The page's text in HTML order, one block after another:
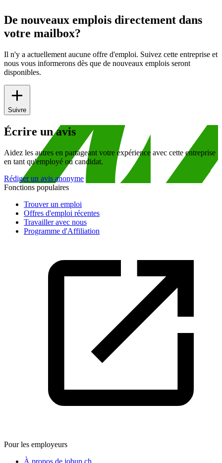
De nouveaux emplois directement dans
votre mailbox?
Il n'y a actuellement aucune offre d'emploi. Suivez cette entreprise et
nous vous informerons dès que de nouveaux emplois seront
disponibles.
Suivre
Écrire un avis
Aidez les autres en partageant votre expérience avec cette entreprise
en tant qu'employé ou candidat.
Rédiger un avis anonyme
Fonctions populaires
Trouver un emploi
Offres d'emploi récentes
Travailler avec nous
Programme d'Affiliation
Pour les employeurs